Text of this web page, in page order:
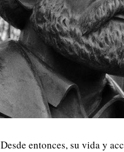
Desde entonces, su vida y